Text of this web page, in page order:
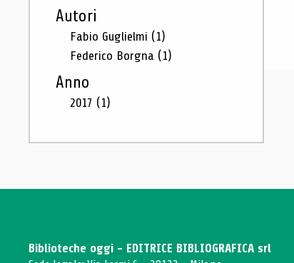
Autori
Fabio Guglielmi (1)
Federico Borgna (1)
Anno
2017 (1)
Biblioteche oggi - EDITRICE BIBLIOGRAFICA srl